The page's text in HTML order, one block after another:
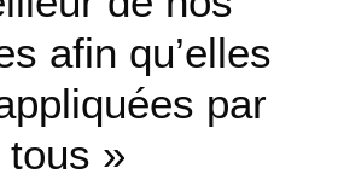
afin qu’elles
par
tous »